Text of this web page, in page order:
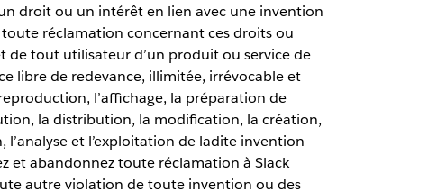
droit ou un intérêt en lien avec une invention
réclamation concernant ces droits ou
de tout utilisateur d’un produit ou service de
libre de redevance, illimitée, irrévocable et
l’affichage, la préparation de
la distribution, la modification, la création,
et l’exploitation de ladite invention
et abandonnez toute réclamation à Slack
autre violation de toute invention ou des